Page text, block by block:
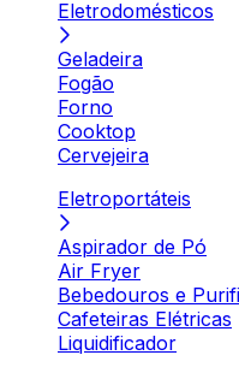
Eletrodomésticos
Geladeira
Fogão
Forno
Cooktop
Cervejeira
Eletroportáteis
Aspirador de Pó
Air Fryer
Bebedouros e
Cafeteiras Elétricas
Liquidificador